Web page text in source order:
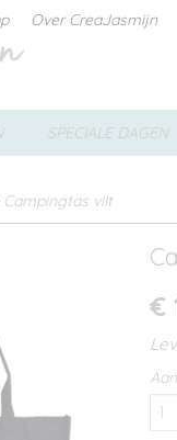
Over CreaJasmijn
SPECIALE DAGEN
Campingtas vilt
€